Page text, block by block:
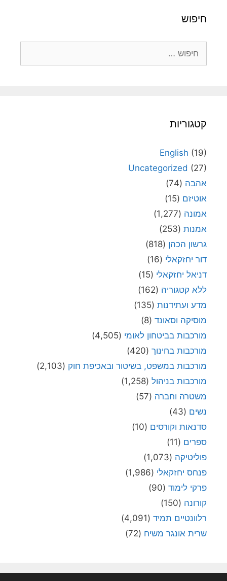
חיפוש
קטגוריות
English (19)
Uncategorized (27)
אהבה (74)
אוטיזם (15)
אמונה (1,277)
אמנות (253)
גרשון הכהן (818)
דור יחזקאלי (16)
דניאל יחזקאלי (15)
ללא קטגוריה (162)
מדע ועתידנות (135)
מוסיקה וסאונד (8)
מורכבות בביטחון לאומי (4,505)
מורכבות בחינוך (420)
מורכבות במשפט, בשיטור ובאכיפת חוק (2,103)
מורכבות בניהול (1,258)
משטרה וחברה (57)
נשים (43)
סדנאות וקורסים (10)
ספרים (11)
פוליטיקה (1,073)
פנחס יחזקאלי (1,986)
פרקי לימוד (90)
קורונה (150)
רלוונטיים תמיד (4,091)
שרית אונגר משיח (72)